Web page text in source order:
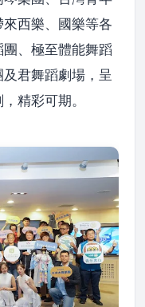
西樂、國樂等各
、極至體能舞蹈
君舞蹈劇場，呈
精彩可期。